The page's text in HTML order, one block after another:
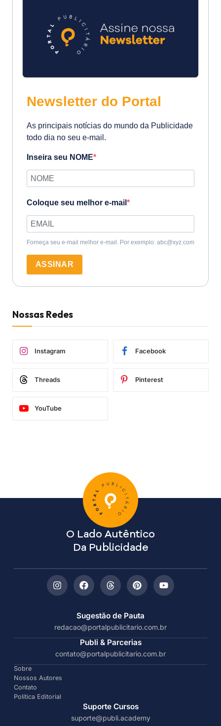
Newsletter do Portal
As principais notícias do mundo da Publicidade
todo dia no seu e-mail.
Inseira seu NOME
Coloque seu melhor e-mail
Forneça seu e-mail melhor e-mail. Por exemplo: abc@xyz.com
ASSINAR
Nossas Redes
Instagram Facebook
Threads Pinterest
YouTube
Sugestão de Pauta
redacao@portalpublicitario.com.br
Publi & Parcerias
contato@portalpublicitario.com.br
Sobre
Nossos Autores
Contato
Política Editorial
O Lado Autêntico
Da Publicidade
Suporte Cursos
suporte@publi.academy